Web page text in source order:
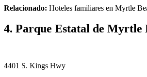
Relacionado: Hoteles familiares en Myrtle
4. Parque Estatal de Myrtle
4401 S. Kings Hwy